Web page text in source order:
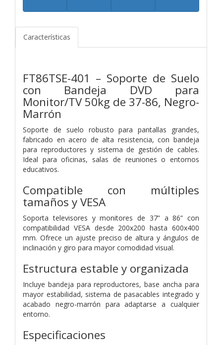
Características
FT86TSE-401 – Soporte de Suelo
con Bandeja DVD para
Monitor/TV 50kg de 37-86, Negro-
Marrón
Soporte de suelo robusto para pantallas grandes,
fabricado en acero de alta resistencia, con bandeja
para reproductores y sistema de gestión de cables.
Ideal para oficinas, salas de reuniones o entornos
educativos.
Compatible con múltiples
tamaños y VESA
Soporta televisores y monitores de 37” a 86” con
compatibilidad VESA desde 200x200 hasta 600x400
mm. Ofrece un ajuste preciso de altura y ángulos de
inclinación y giro para mayor comodidad visual.
Estructura estable y organizada
Incluye bandeja para reproductores, base ancha para
mayor estabilidad, sistema de pasacables integrado y
acabado negro-marrón para adaptarse a cualquier
entorno.
Especificaciones